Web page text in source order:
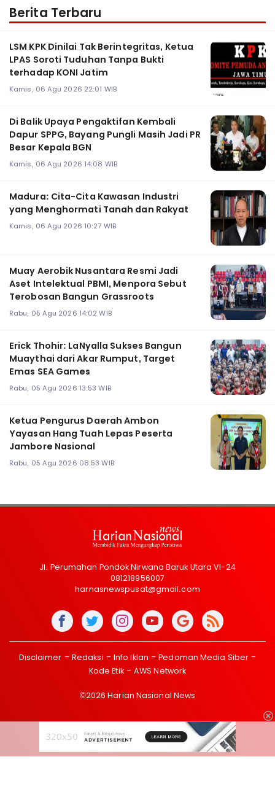
Berita Terbaru
LSM KPK Dinilai Tak Berintegritas, Ketua
LPAS Soroti Tuduhan Tanpa Bukti
terhadap KONI Jatim
Kamis, 06 Agu 2026 22:01 WIB
Di Balik Upaya Pengaktifan Kembali
Dapur SPPG, Bayang Pungli Masih Jadi PR
Besar Kepala BGN
Kamis, 06 Agu 2026 14:08 WIB
Madura: Cita-Cita Kawasan Industri
yang Menghormati Tanah dan Rakyat
Kamis, 06 Agu 2026 10:27 WIB
Muay Aerobik Nusantara Resmi Jadi
Aset Intelektual PBMI, Menpora Sebut
Terobosan Bangun Grassroots
Rabu, 05 Agu 2026 14:02 WIB
Erick Thohir: LaNyalla Sukses Bangun
Muaythai dari Akar Rumput, Target
Emas SEA Games
Rabu, 05 Agu 2026 13:53 WIB
Ketua Pengurus Daerah Ambon
Yayasan Hang Tuah Lepas Peserta
Jambore Nasional
Rabu, 05 Agu 2026 08:53 WIB
Jl. Perumahan Pondok Nirwana Baruk Utara VI-24
081218956007
harnasnewspusat@gmail.com
Disclaimer Redaksi Info Iklan
Pedoman Media Siber
Kode Etik
AWS Network
©2026 Harian Nasional News